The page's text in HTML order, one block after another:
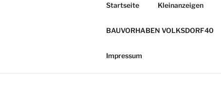
Startseite Kleinanzeigen
BAUVORHABEN VOLKSDORF40
Impressum